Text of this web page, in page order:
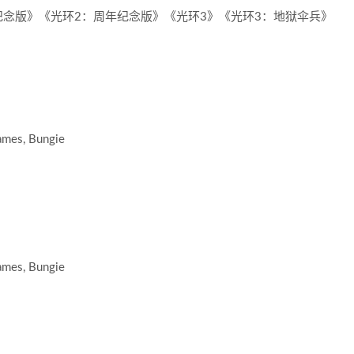
版》《光环2：周年纪念版》《光环3》《光环3：地狱伞兵》
Bungie
Bungie